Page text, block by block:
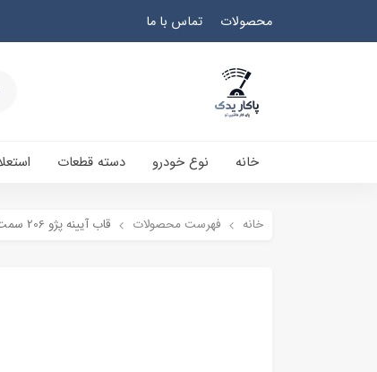
محصولات تماس با ما
خانه نوع خودرو دسته قطعات
خانه فهرست محصولات قاب آيينه پژو 206 سمت راست (شاگرد) با فلاپ مشکی کاوج